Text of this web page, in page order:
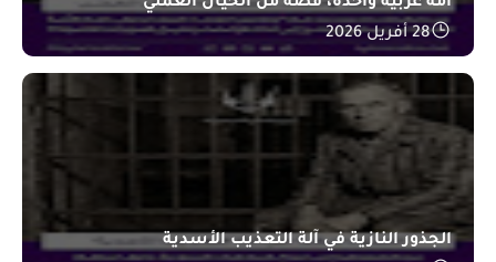
28 أفريل 2026
الجذور النازية في آلة التعذيب الأسدية